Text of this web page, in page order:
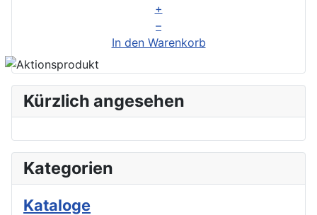
+
–
In den Warenkorb
Kürzlich angesehen
Kategorien
Kataloge